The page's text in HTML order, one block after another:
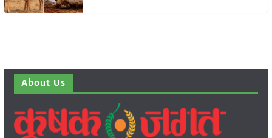
About Us